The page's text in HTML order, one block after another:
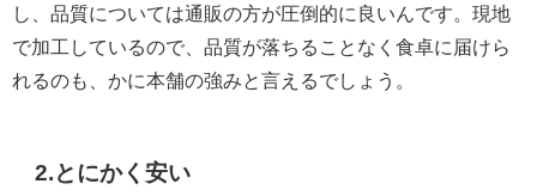
かに本舗では現地で大量に買い付けをしているので、 リー
ズナブルに提供することができています。
が豊富